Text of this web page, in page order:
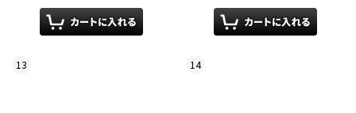
13 14